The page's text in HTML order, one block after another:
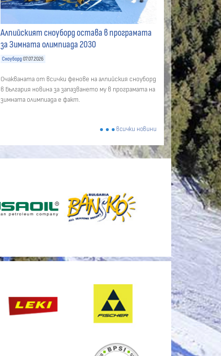
Алпийският сноуборд остава в програмата
за Зимната олимпиада 2030
Сноуборд 07.07.2026
Очакваната от всички фенове на алпийския сноуборд
в България новина за запазването му в програмата на
зимната олимпиада е факт.
всички новини